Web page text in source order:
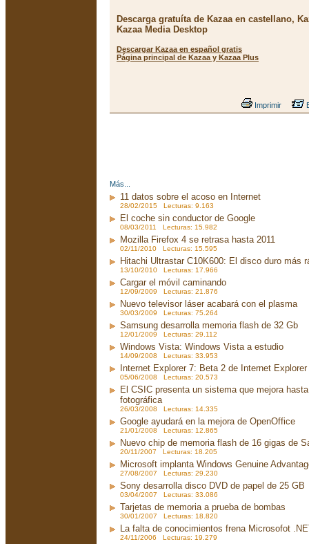
Descarga gratuíta de Kazaa en castellano,
Kazaa Media Desktop
Descargar Kazaa en español gratis
Página principal de Kazaa y Kazaa Plus
Imprimir
Más...
11 datos sobre el acoso en Internet
28/02/2015 Lecturas: 9.163
El coche sin conductor de Google
08/03/2011 Lecturas: 15.982
Mozilla Firefox 4 se retrasa hasta 2011
02/11/2010 Lecturas: 15.595
Hitachi Ultrastar C10K600: El disco duro más
13/10/2010 Lecturas: 17.966
Cargar el móvil caminando
12/09/2009 Lecturas: 21.876
Nuevo televisor láser acabará con el plasma
30/03/2009 Lecturas: 75.264
Samsung desarrolla memoria flash de 32 Gb
12/01/2009 Lecturas: 29.112
Windows Vista: Windows Vista a estudio
14/09/2008 Lecturas: 33.953
Internet Explorer 7: Beta 2 de Internet Explorer
05/06/2008 Lecturas: 20.573
El CSIC presenta un sistema que mejora
fotográfica
26/03/2008 Lecturas: 14.335
Google ayudará en la mejora de OpenOffice
21/01/2008 Lecturas: 12.865
Nuevo chip de memoria flash de 16 gigas de
20/11/2007 Lecturas: 18.205
Microsoft implanta Windows Genuine
27/08/2007 Lecturas: 29.230
Sony desarrolla disco DVD de papel de 25 GB
03/04/2007 Lecturas: 33.086
Tarjetas de memoria a prueba de bombas
30/01/2007 Lecturas: 18.820
La falta de conocimientos frena Microsofot
24/11/2006 Lecturas: 19.279